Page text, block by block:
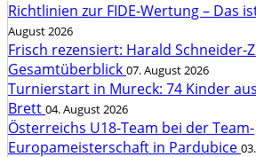
Richtlinien zur FIDE-Wertung – Das
August 2026
Frisch rezensiert: Harald Schneider-
Gesamtüberblick 07. August 2026
Turnierstart in Mureck: 74 Kinder
Brett 04. August 2026
Österreichs U18-Team bei der Team-
Europameisterschaft in Pardubice